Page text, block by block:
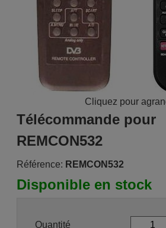
Cliquez pour
Télécommande pour
REMCON532
Référence: REMCON532
Disponible en stock
Quantité